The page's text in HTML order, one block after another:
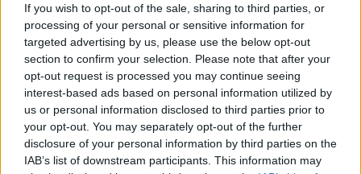
If you wish to opt-out of the sale, sharing to third parties, or
processing of your personal or sensitive information for
targeted advertising by us, please use the below opt-out
section to confirm your selection. Please note that after your
opt-out request is processed you may continue seeing
interest-based ads based on personal information utilized by
us or personal information disclosed to third parties prior to
your opt-out. You may separately opt-out of the further
disclosure of your personal information by third parties on the
IAB’s list of downstream participants. This information may
50 /50
2000 /2000
Υποβολή σχολίου